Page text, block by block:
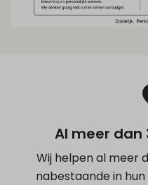
Al meer dan
Wij helpen al meer
nabestaande in